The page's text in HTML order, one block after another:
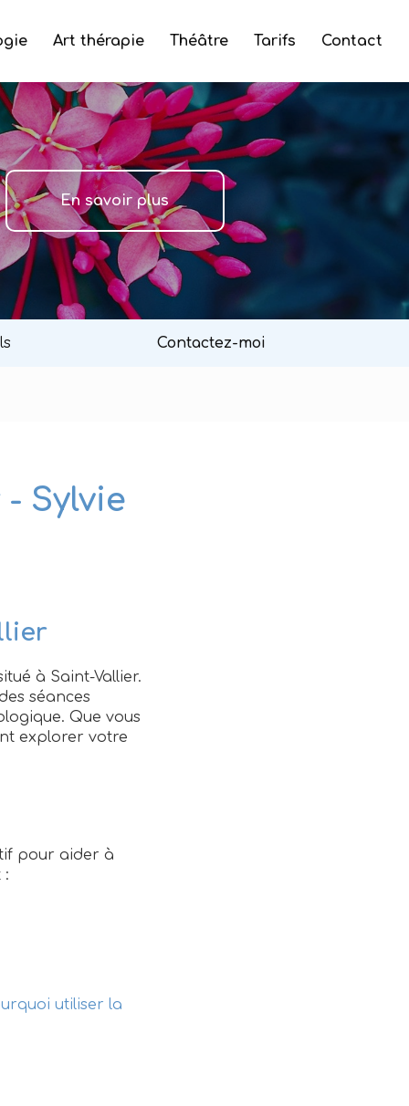
Art thérapie Théâtre Tarifs Contact
En savoir plus
Contactez-moi
Sylvie
à Saint-Vallier.
séances
Que vous
explorer votre
pour aider à
:
utiliser la